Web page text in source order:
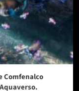
Comfenalco